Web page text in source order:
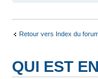
Retour vers Index du
QUI EST